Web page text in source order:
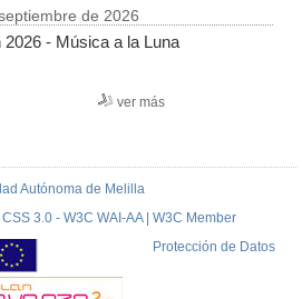
de 2026
2026 - Música a la Luna
ver más
Autónoma de Melilla
3.0 - W3C WAI-AA | W3C Member
Protección de Datos